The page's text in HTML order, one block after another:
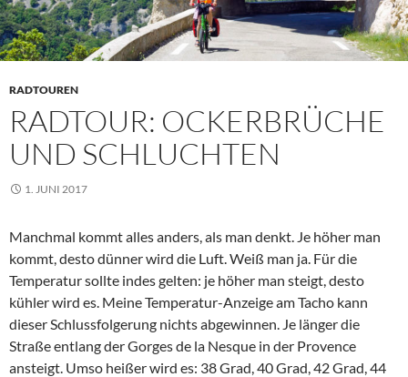
RADTOUREN
RADTOUR: OCKERBRÜCHE
UND SCHLUCHTEN
1. JUNI 2017
Manchmal kommt alles anders, als man denkt. Je höher man
kommt, desto dünner wird die Luft. Weiß man ja. Für die
Temperatur sollte indes gelten: je höher man steigt, desto
kühler wird es. Meine Temperatur-Anzeige am Tacho kann
dieser Schlussfolgerung nichts abgewinnen. Je länger die
Straße entlang der Gorges de la Nesque in der Provence
ansteigt. Umso heißer wird es: 38 Grad, 40 Grad, 42 Grad, 44